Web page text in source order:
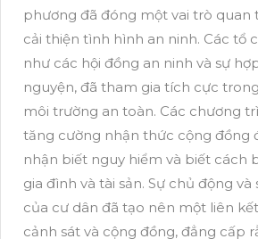
phương đã đóng một vai trò quan
cải thiện tình hình an ninh. Các tổ
như các hội đồng an ninh và sự
nguyện, đã tham gia tích cực
môi trường an toàn. Các chương
tăng cường nhận thức cộng đồng
nhận biết nguy hiểm và biết cách
gia đình và tài sản. Sự chủ động
của cư dân đã tạo nên một liên
cảnh sát và cộng đồng, đẳng cấp